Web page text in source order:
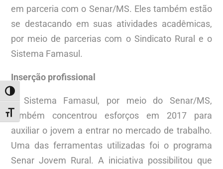
ALTERNAR ALTO CONTRASTE
ALTERNAR TAMANHO DA FONTE
em parceria com o Senar/MS. Eles também estão
se destacando em suas atividades acadêmicas,
por meio de parcerias com o Sindicato Rural e o
Sistema Famasul.
Inserção profissional
O Sistema Famasul, por meio do Senar/MS,
também concentrou esforços em 2017 para
auxiliar o jovem a entrar no mercado de trabalho.
Uma das ferramentas utilizadas foi o programa
Senar Jovem Rural. A iniciativa possibilitou que